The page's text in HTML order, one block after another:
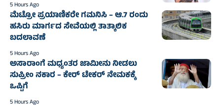
5 Hours Ago
ಮೆಟ್ರೋ ಪ್ರಯಾಣಿಕರೇ ಗಮನಿಸಿ – ಆ.7 ರಂದು
ಹಸಿರು ಮಾರ್ಗದ ಸೇವೆಯಲ್ಲಿ ತಾತ್ಕಾಲಿಕ
ಬದಲಾವಣೆ
5 Hours Ago
ಅಸಾರಾಂಗೆ ಮಧ್ಯಂತರ ಜಾಮೀನು ನೀಡಲು
ಸುಪ್ರೀಂ ನಕಾರ – ಕೇರ್ ಟೇಕರ್ ನೇಮಕಕ್ಕೆ
ಒಪ್ಪಿಗೆ
5 Hours Ago